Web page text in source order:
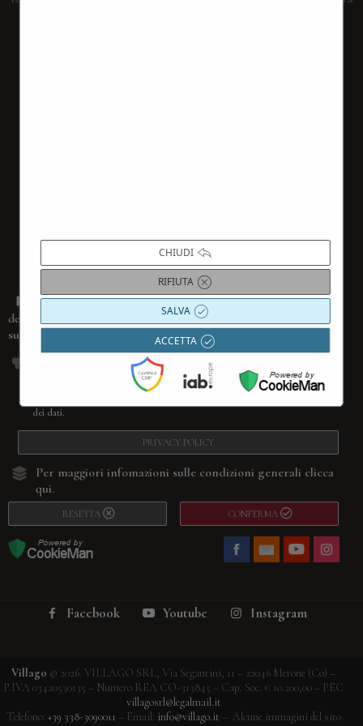
Dichiaro di aver ricevuto completa informativa ai sensi
dell’articolo 13 del Regolamento 679/2016
sul tasto
PRIVACY POLICY )
La compilazione del form rappresenta la tua richiesta di iscrizione alla nostra
newsletter. Questo form non è inteso per nessuna altra attività. La sua
compilazione rappresenta la tua espressione libera di consenso al trattamento
dei dati.
PRIVACY POLICY
Per maggiori infomazioni sulle condizioni generali clicca
qui.
RESETTA CONFERMA
Facebook Youtube Instagram
Villago © 2026. VILLAGO SRL, Via Segantini, 11 – 22046 Merone (Co) –
P.IVA 03420530135 – Numero REA CO-313845 – Cap. Soc. € 10.200,00 – PEC
villagosrl@legalmail.it
Telefono: +39 338-3090011 – Email: info@villago.it – Alcune immagini del sito
CHIUDI
RIFIUTA
SALVA
ACCETTA